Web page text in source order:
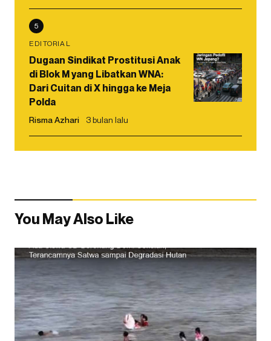
5
EDITORIAL
Dugaan Sindikat Prostitusi Anak
di Blok M yang Libatkan WNA:
Dari Cuitan di X hingga ke Meja
Polda
Risma Azhari 3 bulan lalu
You May Also Like